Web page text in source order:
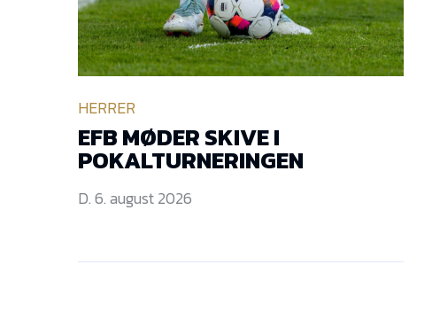
HERRER
EFB MØDER SKIVE I
POKALTURNERINGEN
D. 6. august 2026